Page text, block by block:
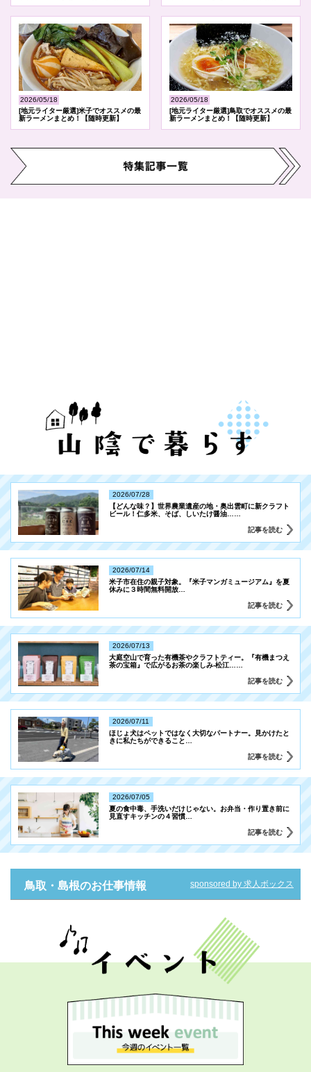
2026/05/18
[地元ライター厳選]米子でオススメの最
新ラーメンまとめ！【随時更新】
2026/05/18
[地元ライター厳選]鳥取でオススメの最
新ラーメンまとめ！【随時更新】
2026/07/28
【どんな味？】世界農業遺産の地・奥出雲町に新クラフト
ビール！仁多米、そば、しいたけ醤油…
記事を読む
2026/07/14
米子市在住の親子対象。『米子マンガミュージアム』を夏
休みに３時間無料開放
記事を読む
2026/07/13
大庭空山で育った有機茶やクラフトティー。『有機まつえ
茶の宝箱』で広がるお茶の楽しみ-松江…
記事を読む
2026/07/11
ほじょ犬はペットではなく大切なパートナー。見かけたと
きに私たちができること
記事を読む
2026/07/05
夏の食中毒、手洗いだけじゃない。お弁当・作り置き前に
見直すキッチンの４習慣
記事を読む
鳥取・島根のお仕事情報 sponsored by 求人ボックス